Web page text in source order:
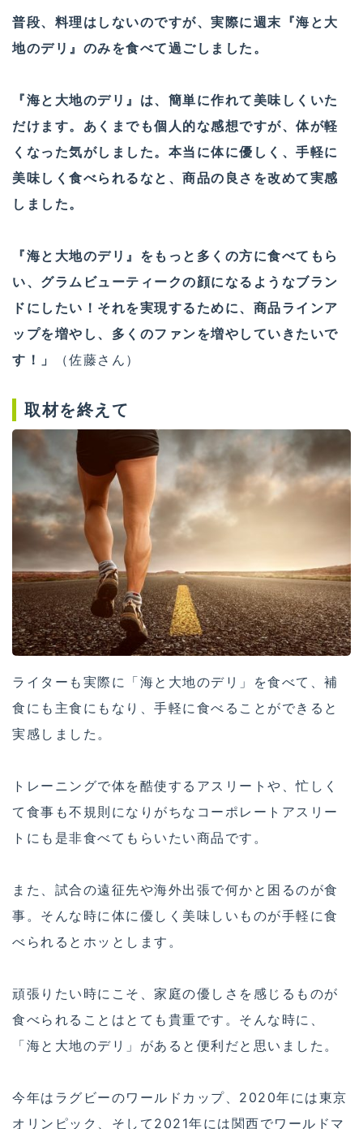
普段、料理はしないのですが、実際に週末『海と大
地のデリ』のみを食べて過ごしました。
『海と大地のデリ』は、簡単に作れて美味しくいた
だけます。あくまでも個人的な感想ですが、体が軽
くなった気がしました。本当に体に優しく、手軽に
美味しく食べられるなと、商品の良さを改めて実感
しました。
『海と大地のデリ』をもっと多くの方に食べてもら
い、グラムビューティークの顔になるようなブラン
ドにしたい！それを実現するために、商品ラインア
ップを増やし、多くのファンを増やしていきたいで
す！」
（佐藤さん）
取材を終えて
ライターも実際に「海と大地のデリ」を食べて、補
食にも主食にもなり、手軽に食べることができると
実感しました。
トレーニングで体を酷使するアスリートや、忙しく
て食事も不規則になりがちなコーポレートアスリー
トにも是非食べてもらいたい商品です。
また、試合の遠征先や海外出張で何かと困るのが食
事。そんな時に体に優しく美味しいものが手軽に食
べられるとホッとします。
頑張りたい時にこそ、家庭の優しさを感じるものが
食べられることはとても貴重です。そんな時に、
「海と大地のデリ」があると便利だと思いました。
今年はラグビーのワールドカップ、2020年には東京
オリンピック、そして2021年には関西でワールドマ